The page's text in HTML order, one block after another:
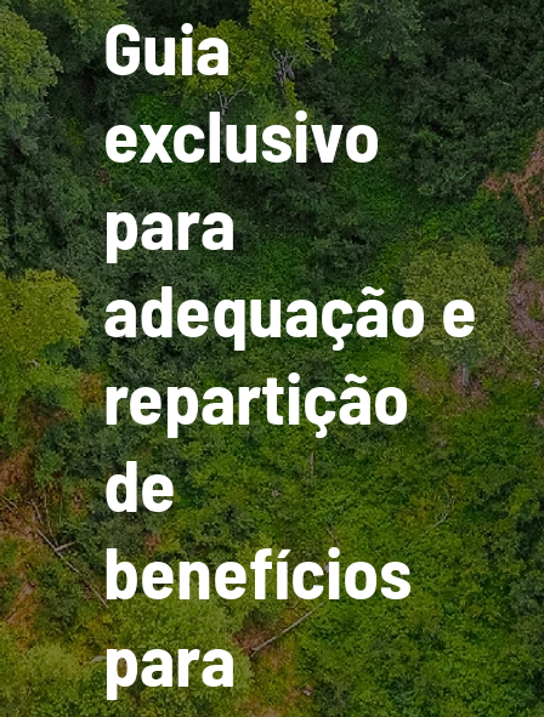
​Guia
exclusivo
para
adequação e
repartição
de
benefícios
para